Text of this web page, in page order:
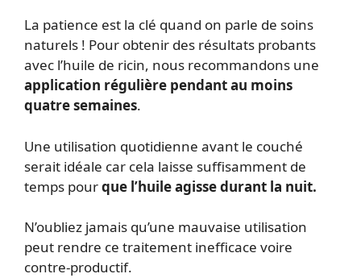
La patience est la clé quand on parle de soins
naturels ! Pour obtenir des résultats probants
avec l’huile de ricin, nous recommandons une
application régulière pendant au moins
quatre semaines.
Une utilisation quotidienne avant le couché
serait idéale car cela laisse suffisamment de
temps pourque l’huile agisse durant la nuit.
N’oubliez jamais qu’une mauvaise utilisation
peut rendre ce traitement inefficace voire
contre-productif.